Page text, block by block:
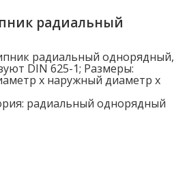
радиальный
радиальный однорядный,
DIN 625-1; Размеры:
x наружный диаметр x
радиальный однорядный